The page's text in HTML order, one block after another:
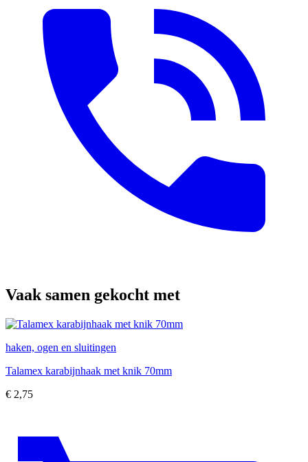
Vaak samen gekocht met
haken, ogen en sluitingen
Talamex karabijnhaak met knik 70mm
€ 2,75